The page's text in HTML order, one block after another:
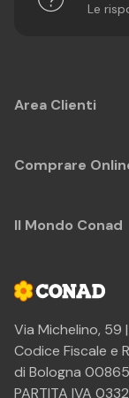
Le
Via Michelino, 59
Codice Fiscale e
di Bologna
PARTITA IVA
Area Clienti
Comprare
Il Mondo Conad